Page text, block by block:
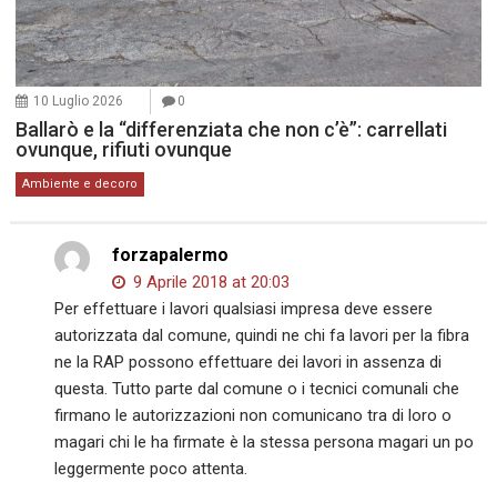
10 Luglio 2026 0
Ballarò e la “differenziata che non c’è”: carrellati
ovunque, rifiuti ovunque
Ambiente e decoro
forzapalermo
9 Aprile 2018 at 20:03
Per effettuare i lavori qualsiasi impresa deve essere
autorizzata dal comune, quindi ne chi fa lavori per la fibra
ne la RAP possono effettuare dei lavori in assenza di
questa. Tutto parte dal comune o i tecnici comunali che
firmano le autorizzazioni non comunicano tra di loro o
magari chi le ha firmate è la stessa persona magari un po
leggermente poco attenta.